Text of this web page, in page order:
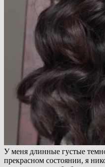
У меня длинные густые
прекрасном состоянии, я